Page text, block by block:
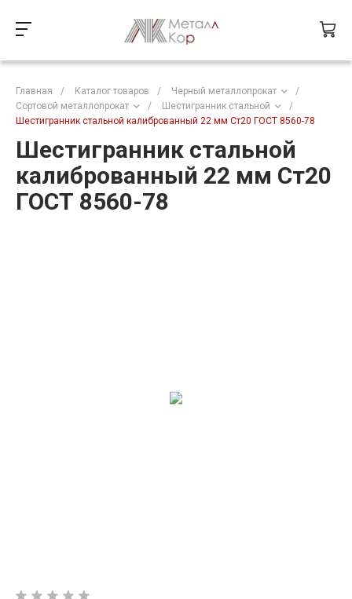
Главная / Каталог товаров / Черный металлопрокат
/
Сортовой металлопрокат
/ Шестигранник стальной
/
Шестигранник стальной калиброванный 22 мм Ст20 ГОСТ 8560-78
Шестигранник стальной
калиброванный 22 мм Ст20
ГОСТ 8560-78